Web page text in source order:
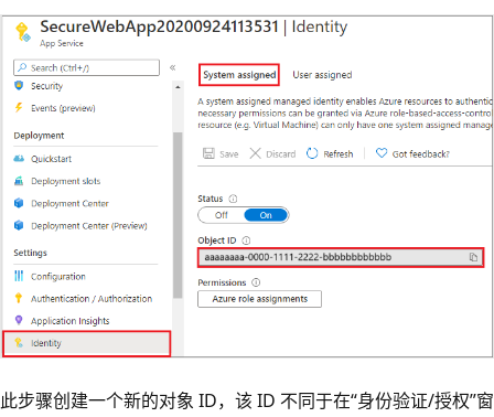
此步骤创建一个新的对象 ID，该 ID 不同于在“身份验证/授权”窗